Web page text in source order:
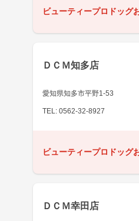
ビューティープロドッグ
ＤＣＭ知多店
愛知県知多市平野1-53
TEL: 0562-32-8927
ビューティープロドッグ
ＤＣＭ幸田店